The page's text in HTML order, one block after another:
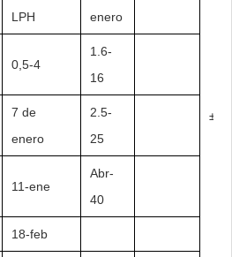
±
LPH enero
0,5-4
1.6-
16
7 de
enero
2.5-
25
11-ene
Abr-
40
18-feb